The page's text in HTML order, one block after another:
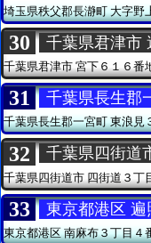
埼玉県秩父郡長瀞町大字野
30 千葉県君津市
千葉県君津市宮下６１６番
31 千葉県長生郡
千葉県長生郡一宮町東浪見
32 千葉県四街道
千葉県四街道市 四街道３丁
33 東京都港区 遍
東京都港区南麻布３丁目４